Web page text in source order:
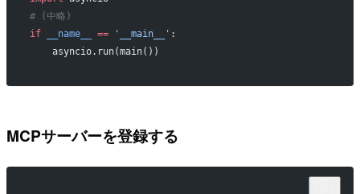
# (中略)
if __name__ == '__main__' :
    asyncio.run(main())
MCPサーバーを登録する